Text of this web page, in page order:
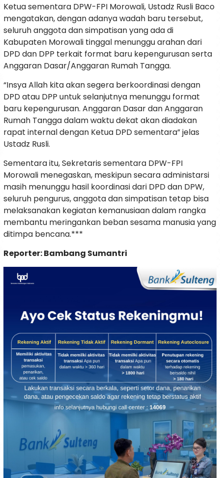
Ketua sementara DPW-FPI Morowali, Ustadz Rusli Baco
mengatakan, dengan adanya wadah baru tersebut,
seluruh anggota dan simpatisan yang ada di
Kabupaten Morowali tinggal menunggu arahan dari
DPD dan DPP terkait format baru kepengurusan serta
Anggaran Dasar/Anggaran Rumah Tangga.
“Insya Allah kita akan segera berkoordinasi dengan
DPD atau DPP untuk selanjutnya menunggu format
baru kepengurusan. Anggaran Dasar dan Anggaran
Rumah Tangga dalam waktu dekat akan diadakan
rapat internal dengan Ketua DPD sementara” jelas
Ustadz Rusli.
Sementara itu, Sekretaris sementara DPW-FPI
Morowali menegaskan, meskipun secara administarsi
masih menunggu hasil koordinasi dari DPD dan DPW,
seluruh pengurus, anggota dan simpatisan tetap bisa
melaksanakan kegiatan kemanusiaan dalam rangka
membantu meringankan beban sesama manusia yang
ditimpa bencana.***
Reporter: Bambang Sumantri